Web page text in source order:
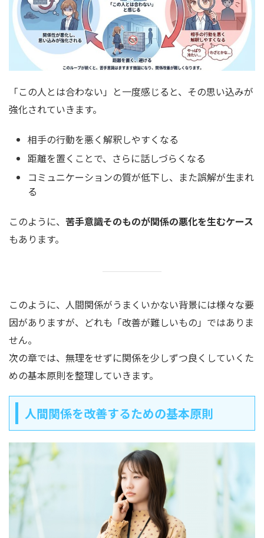
「この人とは合わない」と一度感じると、その思い込みが
強化されていきます。
相手の行動を悪く解釈しやすくなる
距離を置くことで、さらに話しづらくなる
コミュニケーションの質が低下し、また誤解が生まれ
る
このように、 苦手意識そのものが関係の悪化を生むケース
もあります。
このように、人間関係がうまくいかない背景には様々な要
因がありますが、どれも「改善が難しいもの」ではありま
せん。
次の章では、無理をせずに関係を少しずつ良くしていくた
めの基本原則を整理していきます。
人間関係を改善するための基本原則